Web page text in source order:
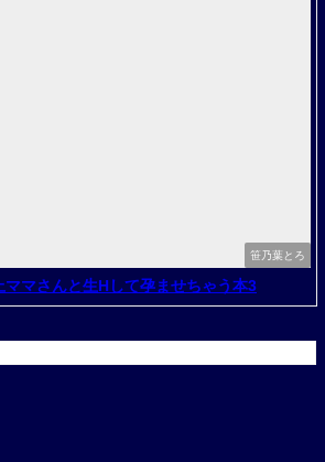
笹乃葉とろ
ママさんと生Hして孕ませちゃう本3